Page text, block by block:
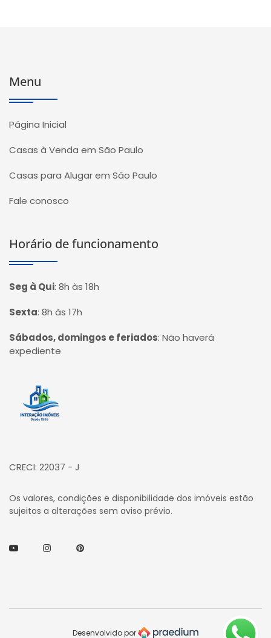
Menu
Página Inicial
Casas à Venda em São Paulo
Casas para Alugar em São Paulo
Fale conosco
Horário de funcionamento
Seg à Qui: 8h às 18h
Sexta: 8h às 17h
Sábados, domingos e feriados: Não haverá
expediente
Página inicial
CRECI: 22037 - J
Os valores, condições e disponibilidade dos imóveis estão
sujeitos a alterações sem aviso prévio.
YoutubeInstagramPinterest
Desenvolvido por